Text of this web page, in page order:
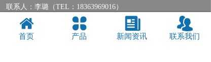
联系人：李璐（TEL：18363969016）
电话：0532-84866058
公司总部地址：青岛市市北区大沙路2号
首页 产品 新闻资讯 联系我们